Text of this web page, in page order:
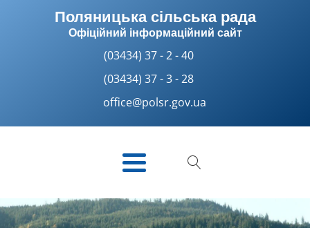
Поляницька сільська рада
Офіційний інформаційний сайт
(03434) 37 - 2 - 40
(03434) 37 - 3 - 28
office@polsr.gov.ua